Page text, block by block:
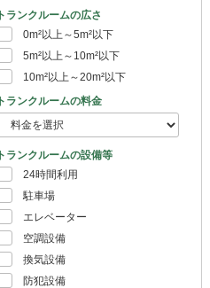
トランクルームの広さ
0m²以上～5m²以下
5m²以上～10m²以下
10m²以上～20m²以下
トランクルームの料金
トランクルームの設備等
24時間利用
駐車場
エレベーター
空調設備
換気設備
防犯設備